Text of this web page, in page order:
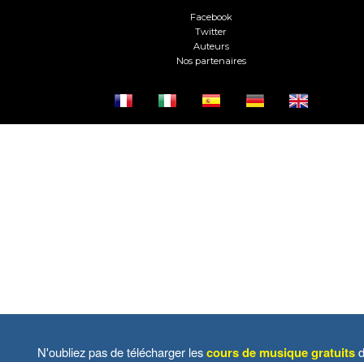
Facebook
Twitter
Auteurs
Nos partenaires
N'oubliez pas de télécharger lescours de musique gratuits